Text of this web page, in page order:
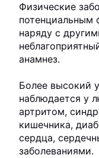
Физические
потенциальным
наряду с
анамнез.
Более высокий
наблюдается у
артритом,
кишечника,
сердца,
заболеваниями.